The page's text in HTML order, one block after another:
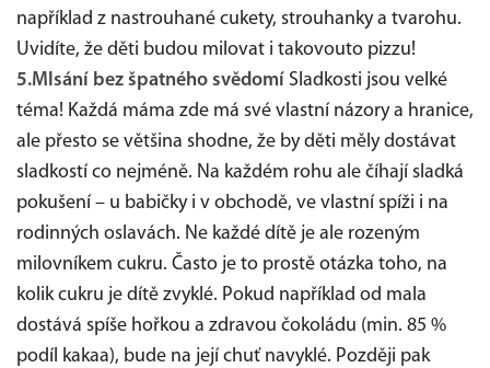
například z nastrouhané cukety, strouhanky a tvarohu.
Uvidíte, že děti budou milovat i takovouto pizzu!
5.Mlsání bez špatného svědomí Sladkosti jsou velké
téma! Každá máma zde má své vlastní názory a hranice,
ale přesto se většina shodne, že by děti měly dostávat
sladkostí co nejméně. Na každém rohu ale číhají sladká
pokušení – u babičky i v obchodě, ve vlastní spíži i na
rodinných oslavách. Ne každé dítě je ale rozeným
milovníkem cukru. Často je to prostě otázka toho, na
kolik cukru je dítě zvyklé. Pokud například od mala
dostává spíše hořkou a zdravou čokoládu (min. 85 %
podíl kakaa), bude na její chuť navyklé. Později pak